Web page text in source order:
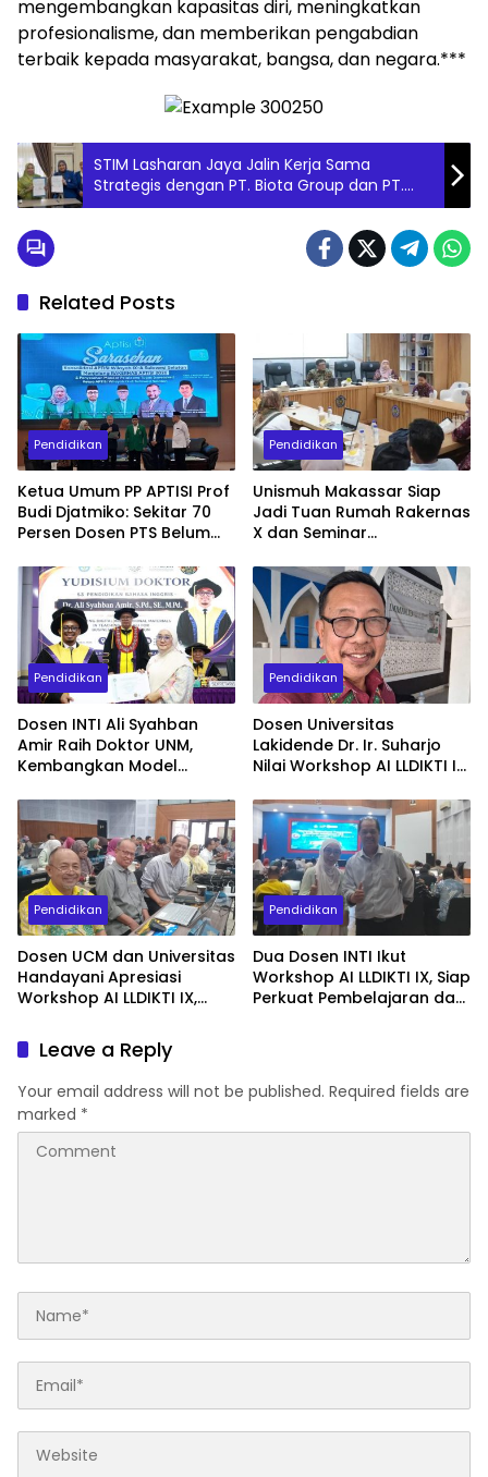
mengembangkan kapasitas diri, meningkatkan
profesionalisme, dan memberikan pengabdian
terbaik kepada masyarakat, bangsa, dan negara.***
STIM Lasharan Jaya Jalin Kerja Sama
Strategis dengan PT. Biota Group dan PT.
Biota Wisata Tour & Travel untuk Penguatan
Related Posts
Pendidikan
Ketua Umum PP APTISI Prof
Budi Djatmiko: Sekitar 70
Persen Dosen PTS Belum
Percepatan Serdos
Pendidikan
Unismuh Makassar Siap
Jadi Tuan Rumah Rakernas
X dan Seminar
Hadirkan 400 Peserta dari
Dalam dan Luar Negeri
Pendidikan
Dosen INTI Ali Syahban
Amir Raih Doktor UNM,
Kembangkan Model
Komunikasi Bisnis
Pendidikan
Dosen Universitas
Lakidende Dr. Ir. Suharjo
Nilai Workshop AI LLDIKTI IX
untuk Publikasi
Internasional
Pendidikan
Dosen UCM dan Universitas
Handayani Apresiasi
Workshop AI LLDIKTI IX,
Dosen Hadapi
Transformasi Digital
Pendidikan
Dua Dosen INTI Ikut
Workshop AI LLDIKTI IX, Siap
Perkuat Pembelajaran dan
Leave a Reply
Your email address will not be published. Required fields are
marked *